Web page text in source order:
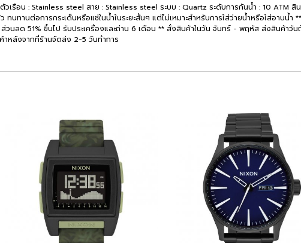
รือน : Stainless steel สาย : Stainless steel ระบบ : Quartz ระดับการกันน้ำ : 10 ATM
นทานต่อการกระเด็นหรือแช่ในน้ำในระยะสั้นๆ แต่ไม่เหมาะสำหรับการใส่ว่ายน้ำหรือใส่อาบน้
นลด 51% ขึ้นไป รับประเครื่องและถ่าน 6 เดือน ** สั่งสินค้าในวัน จันทร์ - พฤหัส ส่งสินค้า
าหลังจากที่ร้านจัดส่ง 2-5 วันทำการ